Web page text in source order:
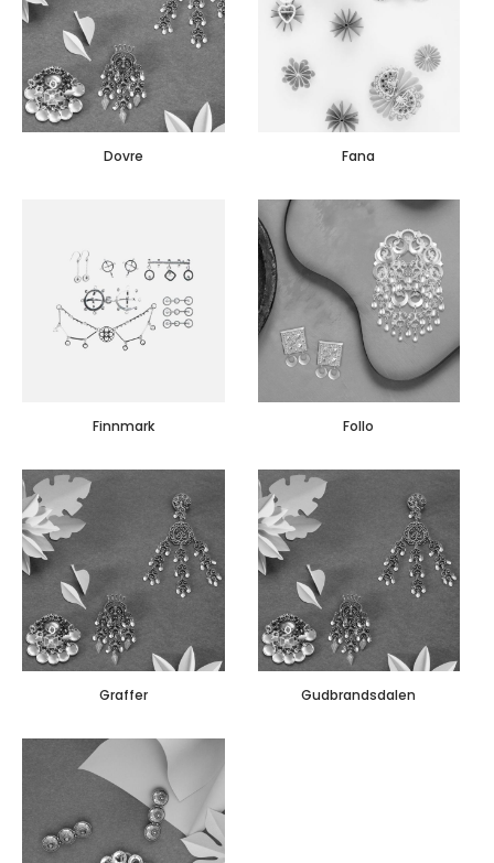
Dovre Fana
Finnmark Follo
Graffer Gudbrandsdalen